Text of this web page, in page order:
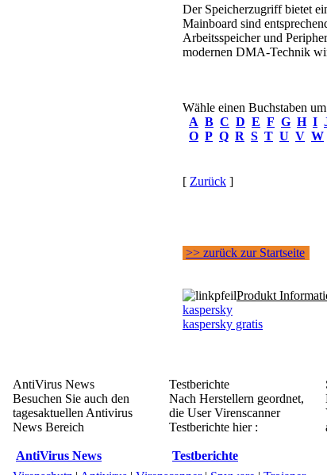
Der Speicherzugriff bietet
Mainboard sind
Arbeitsspeicher und
modernen DMA-Technik
Wähle einen Buchstaben
A B C D E F G H I
O P Q R S T U V W
[ Zurück ]
>> zurück zur Startseite
Produkt
kaspersky
kaspersky gratis
AntiVirus News
Besuchen Sie auch den
tagesaktuellen Antivirus
News Bereich
AntiVirus News
Testberichte
Nach Herstellern geordnet,
die User Virenscanner
Testberichte hier :
Testberichte